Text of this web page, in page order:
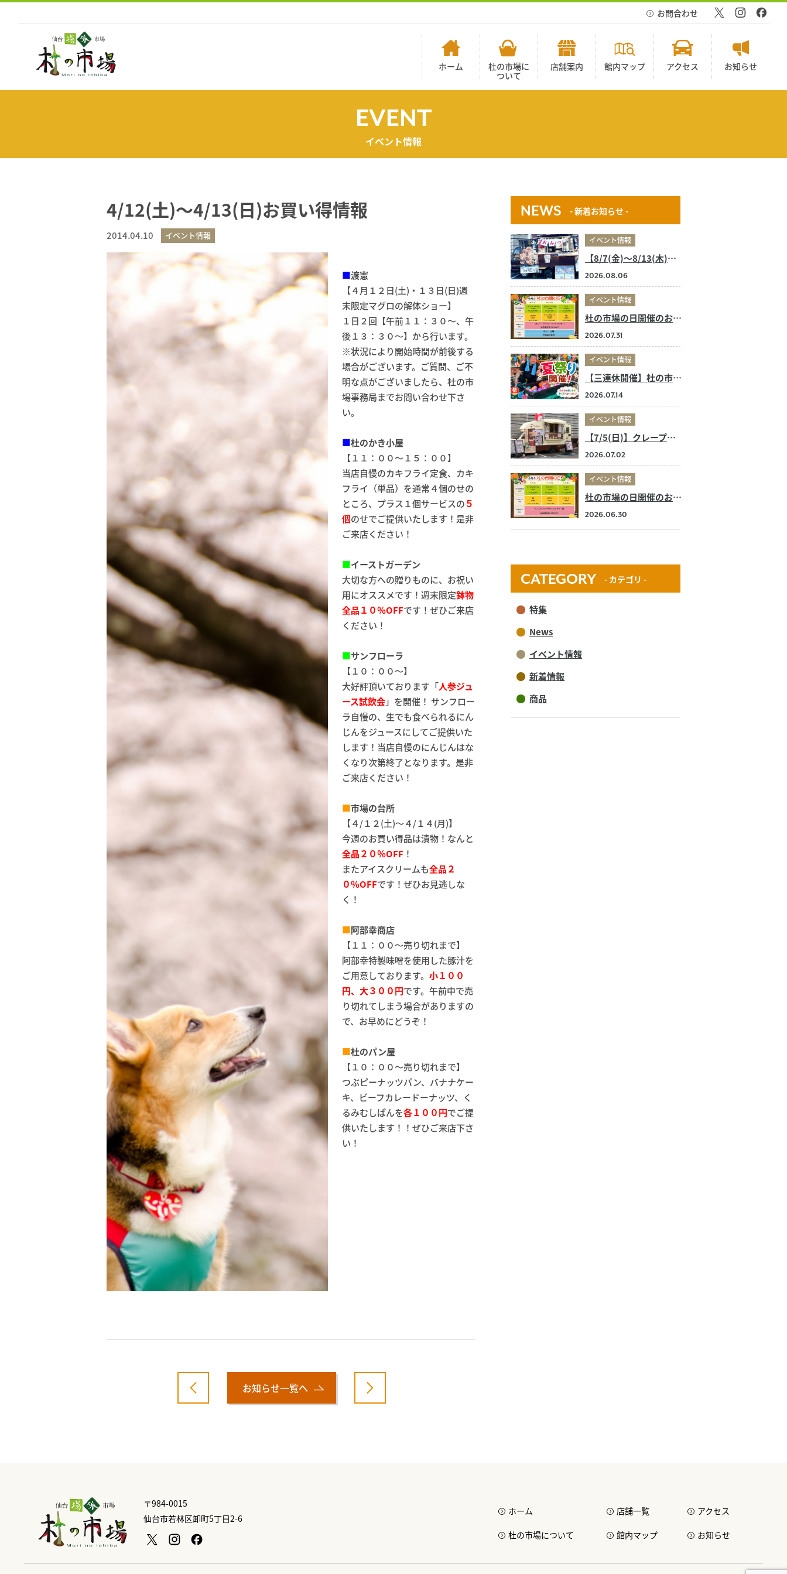
ス
ホーム
杜の市場に
ついて
店舗案内 館内マップ アクセス お知らせ
お問合わせ
EVENT
イベント情報
4/12(土)～4/13(日)お買い得情報
2014.04.10 イベント情報
■渡憲
【４月１２日(土)・１３日(日)週
末限定マグロの解体ショー】
１日２回【午前１１：３０～、午
後１３：３０～】から行います。
※状況により開始時間が前後する
場合がございます。ご質問、ご不
明な点がございましたら、杜の市
場事務局までお問い合わせ下さ
い。
■杜のかき小屋
【１１：００～１５：００】
当店自慢のカキフライ定食、カキ
フライ（単品）を通常４個のせの
ところ、プラス１個サービスの５
個のせでご提供いたします！是非
ご来店ください！
■イーストガーデン
大切な方への贈りものに、お祝い
用にオススメです！週末限定鉢物
全品１０％OFFです！ぜひご来店
ください！
■サンフローラ
【１０：００～】
大好評頂いております「人参ジュ
ース試飲会」を開催！ サンフロー
ラ自慢の、生でも食べられるにん
じんをジュースにしてご提供いた
します！当店自慢のにんじんはな
くなり次第終了となります。是非
ご来店ください！
■市場の台所
【４/１２(土)～４/１４(月)】
今週のお買い得品は漬物！なんと
全品２０％OFF ！
またアイスクリームも全品２
０％OFFです！ぜひお見逃しな
く！
■阿部幸商店
【１１：００～売り切れまで】
阿部幸特製味噌を使用した豚汁を
ご用意しております。小１００
円、大３００円です。午前中で売
り切れてしまう場合がありますの
で、お早めにどうぞ！
■杜のパン屋
【１０：００～売り切れまで】
つぶピーナッツパン、バナナケー
キ、ビーフカレードーナッツ、く
るみむしぱんを各１００円でご提
供いたします！！ぜひご来店下さ
い！
お知らせ一覧へ
NEWS - 新着お知らせ -
イベント情報
【8/7(金)〜8/13(木)】キッチンカー出店のお知らせ
2026.08.06
イベント情報
杜の市場の日開催のお知らせ
2026.07.31
イベント情報
【三連休開催】杜の市場の夏祭り！
2026.07.14
イベント情報
【7/5(日)】クレープ店キッチンカー 出店のお知らせ
2026.07.02
イベント情報
杜の市場の日開催のお知らせ
2026.06.30
CATEGORY - カテゴリ -
特集
News
イベント情報
新着情報
商品
〒984-0015
仙台市若林区卸町5丁目2-6
ホーム 店舗一覧 アクセス
杜の市場について 館内マップ お知らせ